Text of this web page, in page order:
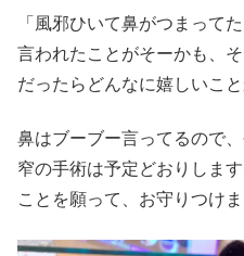
「風邪ひいて鼻がつまって
言われたことがそーかも、
だったらどんなに嬉しいこと
鼻はブーブー言ってるので
窄の手術は予定どおりしま
ことを願って、お守りつけま